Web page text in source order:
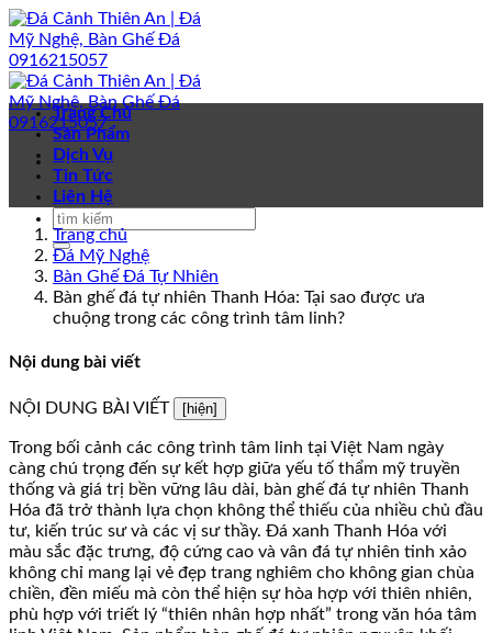
Bỏ
qua
nội
dung
Trang Chủ
Sản Phẩm
Dịch Vụ
Tin Tức
Liên Hệ
Trang chủ
Đá Mỹ Nghệ
Bàn Ghế Đá Tự Nhiên
Bàn ghế đá tự nhiên Thanh Hóa: Tại sao được ưa
chuộng trong các công trình tâm linh?
Nội dung bài viết
NỘI DUNG BÀI VIẾT [hiện]
Trong bối cảnh các công trình tâm linh tại Việt Nam ngày
càng chú trọng đến sự kết hợp giữa yếu tố thẩm mỹ truyền
thống và giá trị bền vững lâu dài, bàn ghế đá tự nhiên Thanh
Hóa đã trở thành lựa chọn không thể thiếu của nhiều chủ đầu
tư, kiến trúc sư và các vị sư thầy. Đá xanh Thanh Hóa với
màu sắc đặc trưng, độ cứng cao và vân đá tự nhiên tinh xảo
không chỉ mang lại vẻ đẹp trang nghiêm cho không gian chùa
chiền, đền miếu mà còn thể hiện sự hòa hợp với thiên nhiên,
phù hợp với triết lý “thiên nhân hợp nhất” trong văn hóa tâm